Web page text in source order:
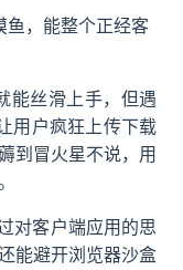
鱼，能整个正经客
能丝滑上手，但遇
用户疯狂上传下载
到冒火星不说，用
对客户端应用的思
能避开浏览器沙盒